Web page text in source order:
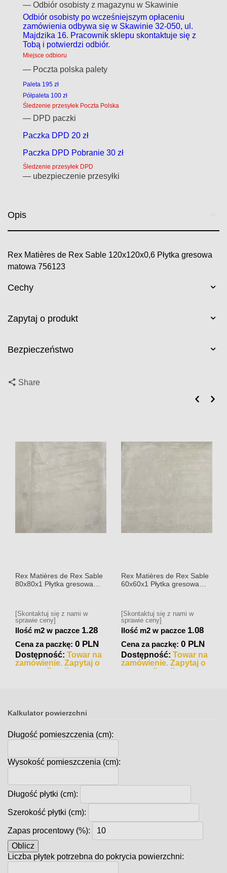
— Odbiór osobisty z magazynu w Skawinie
Odbiór osobisty po wcześniejszym opłaceniu
zamówienia odbywa się w Skawinie 32-050, ul.
Majdzika 16. Pracownik sklepu skontaktuje się z
Tobą i potwierdzi odbiór.
Miejsce odbioru
— Poczta polska palety
Paleta 195 zł
Półpaleta 100 zł
Śledzenie przesyłek Poczta Polska
— DPD paczki
Paczka DPD 20 zł
Paczka DPD Pobranie 30 zł
Śledzenie przesyłek DPD
— ubezpieczenie przesyłki
Opis
Rex Matières de Rex Sable 120x120x0,6 Płytka gresowa
matowa 756123
Cechy
Zapytaj o produkt
Bezpieczeństwo
Share
Rex Matières de Rex Sable
80x80x1 Płytka gresowa
[Skontaktuj się z nami w
sprawie ceny]
Ilość m2 w paczce 1.28
Cena za paczkę:0 PLN
Dostępność: Towar na
zamówienie. Zapytaj o
czas realizacji
Rex Matières de Rex Sable
60x60x1 Płytka gresowa
[Skontaktuj się z nami w
sprawie ceny]
Ilość m2 w paczce 1.08
Cena za paczkę:0 PLN
Dostępność: Towar na
zamówienie. Zapytaj o
czas realizacji
Kalkulator powierzchni
Długość pomieszczenia (cm):
Wysokość pomieszczenia (cm):
Długość płytki (cm):
Szerokość płytki (cm):
Zapas procentowy (%):
Oblicz
Liczba płytek potrzebna do pokrycia powierzchni: